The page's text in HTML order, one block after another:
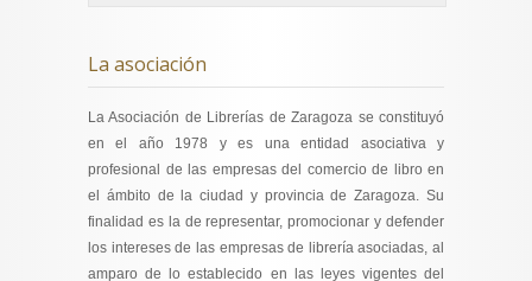
La asociación
La Asociación de Librerías de Zaragoza se constituyó
en el año 1978 y es una entidad asociativa y
profesional de las empresas del comercio de libro en
el ámbito de la ciudad y provincia de Zaragoza. Su
finalidad es la de representar, promocionar y defender
los intereses de las empresas de librería asociadas, al
amparo de lo establecido en las leyes vigentes del